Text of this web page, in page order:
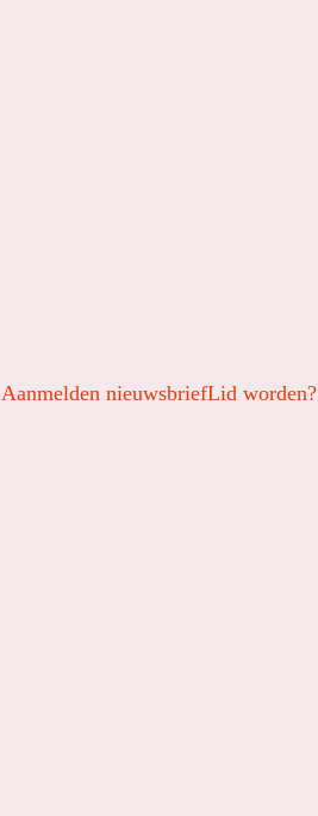
Aanmelden nieuwsbriefLid worden?